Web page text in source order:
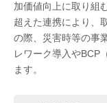
加価値向上に取り組
超えた連携により、
の際、災害時等の事
レワーク導入やBCP
ます。